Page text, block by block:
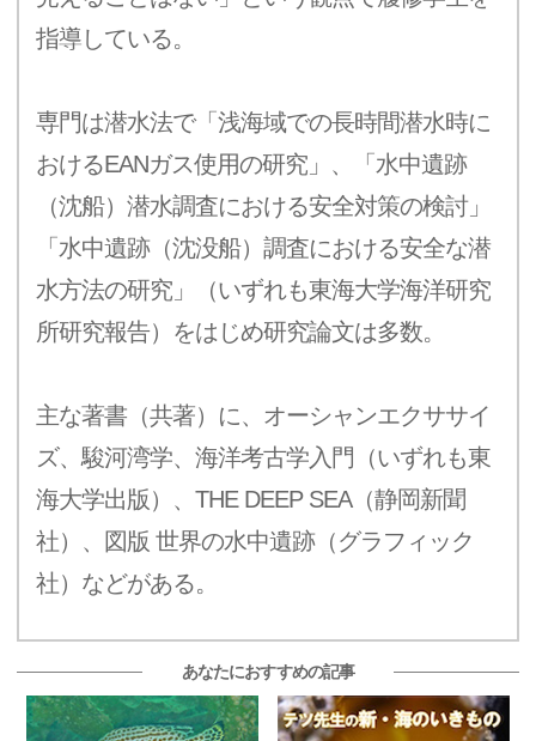
指導している。
専門は潜水法で「浅海域での長時間潜水時に
おけるEANガス使用の研究」、「水中遺跡
（沈船）潜水調査における安全対策の検討」
「水中遺跡（沈没船）調査における安全な潜
水方法の研究」（いずれも東海大学海洋研究
所研究報告）をはじめ研究論文は多数。
主な著書（共著）に、オーシャンエクササイ
ズ、駿河湾学、海洋考古学入門（いずれも東
海大学出版）、THE DEEP SEA（静岡新聞
社）、図版 世界の水中遺跡（グラフィック
社）などがある。
あなたにおすすめの記事